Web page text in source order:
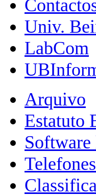
Univ.
LabCom
Arquivo
Estatuto